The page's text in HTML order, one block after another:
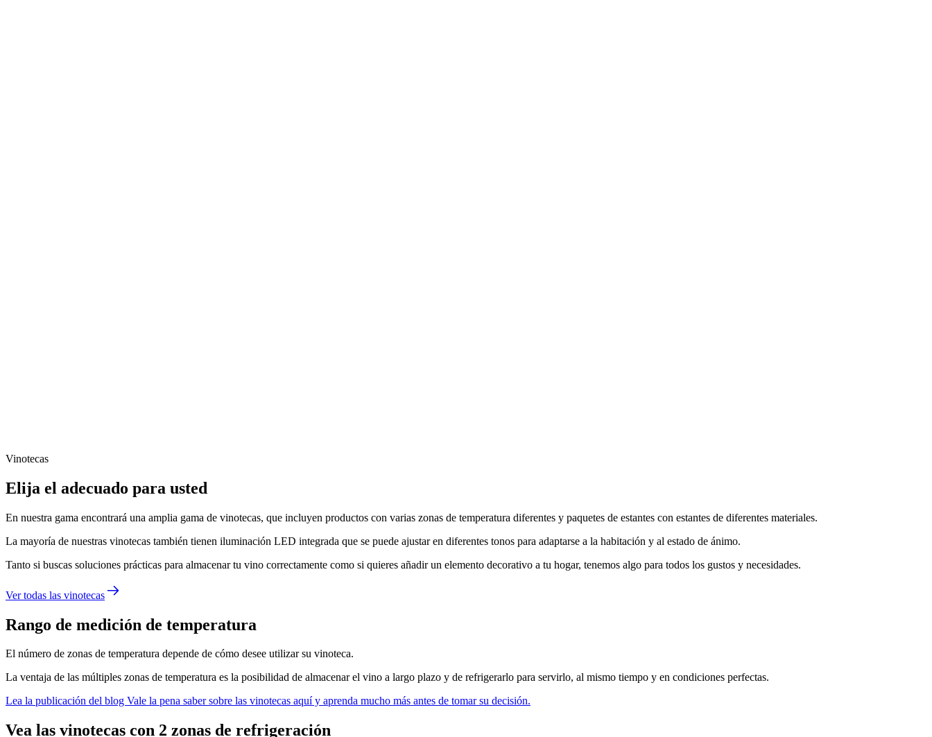
Vinotecas
Elija el adecuado para usted
En nuestra gama encontrará una amplia gama de vinotecas, que incluyen productos con varias zonas de temperatura diferentes y paquetes de estantes con estantes de diferentes materiales.
La mayoría de nuestras vinotecas también tienen iluminación LED integrada que se puede ajustar en diferentes tonos para adaptarse a la habitación y al estado de ánimo.
Tanto si buscas soluciones prácticas para almacenar tu vino correctamente como si quieres añadir un elemento decorativo a tu hogar, tenemos algo para todos los gustos y necesidades.
Ver todas las vinotecas
Rango de medición de temperatura
El número de zonas de temperatura depende de cómo desee utilizar su vinoteca.
La ventaja de las múltiples zonas de temperatura es la posibilidad de almacenar el vino a largo plazo y de refrigerarlo para servirlo, al mismo tiempo y en condiciones perfectas.
Lea la publicación del blog Vale la pena saber sobre las vinotecas aquí y aprenda mucho más antes de tomar su decisión.
Vea las vinotecas con 2 zonas de refrigeración